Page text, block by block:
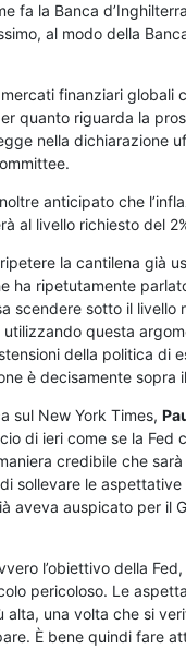
fa la Banca
al modo della
mercati finanziari globali
quanto riguarda la
nella dichiarazione
anticipato che
al livello richiesto del
la cantilena già
ha ripetutamente
scendere sotto il livello
utilizzando questa
della politica di
è decisamente sopra
sul New York Times,
di ieri come se la Fed
credibile che sarà
sollevare le aspettative
aveva auspicato per il
l’obiettivo della
pericoloso. Le
alta, una volta che si
È bene quindi fare